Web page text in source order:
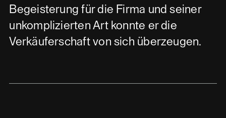
Begeisterung für die Firma und seiner
unkomplizierten Art konnte er die
Verkäuferschaft von sich überzeugen.